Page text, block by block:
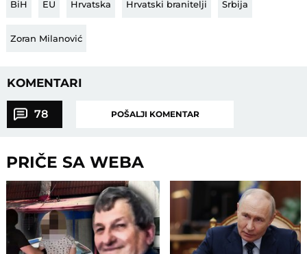
BiH EU Hrvatska Hrvatski branitelji Srbija
Zoran Milanović
KOMENTARI
78 POŠALJI KOMENTAR
PRIČE SA WEBA